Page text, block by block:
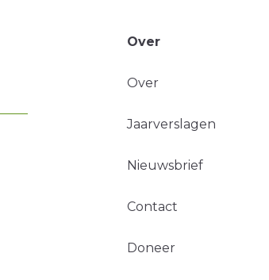
Over
Over
Jaarverslagen
Nieuwsbrief
Contact
Doneer